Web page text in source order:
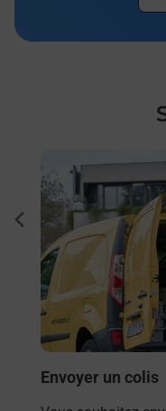
Envoyer un colis